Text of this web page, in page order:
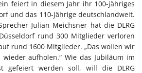
feiert in diesem Jahr ihr 100-jähriges
und das 110-Jährige deutschlandweit.
Julian Meichsner hat die DLRG
rund 300 Mitglieder verloren
rund 1600 Mitglieder. „Das wollen wir
aufholen.“ Wie das Jubiläum im
gefeiert werden soll, will die DLRG